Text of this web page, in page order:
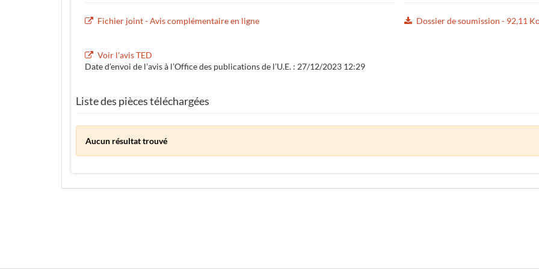
Fichier joint - Avis complémentaire en ligne
Voir l'avis TED
Date d’envoi de l’avis à l’Office des publications de l’U.E. : 27/12/2023 12:29
Dossier de soumission - 92,11
Liste des pièces téléchargées
Aucun résultat trouvé